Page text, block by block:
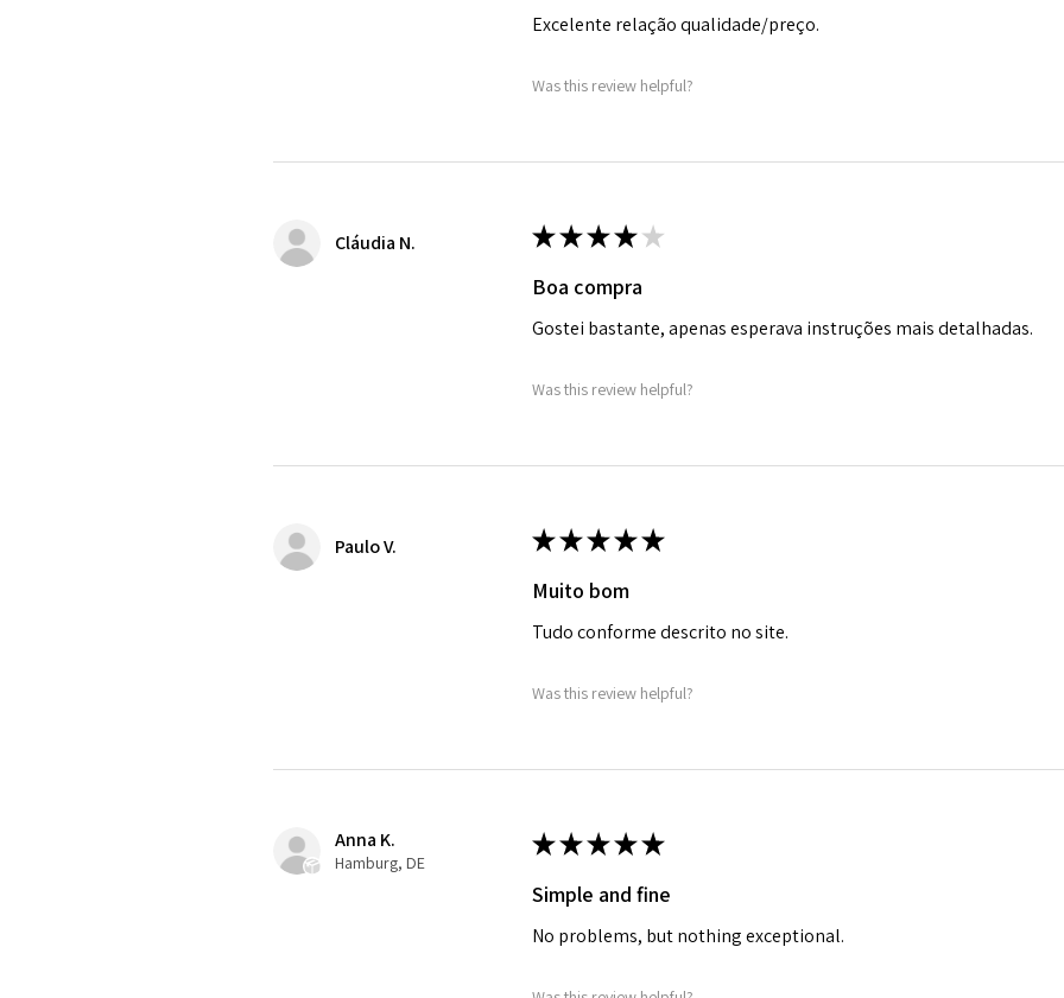
Excelente relação qualidade/preço.
Was this review helpful?
Cláudia N. ★★★★ ★
Boa compra
Gostei bastante, apenas esperava instruções mais detalhadas.
Was this review helpful?
Paulo V. ★★★★★
Muito bom
Tudo conforme descrito no site.
Was this review helpful?
Anna K.
Hamburg, DE
★★★★★
Simple and fine
No problems, but nothing exceptional.